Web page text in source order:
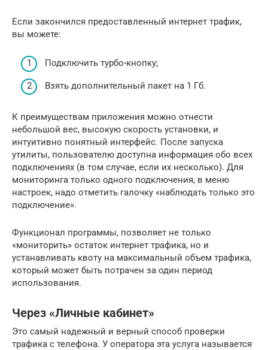
Если закончился предоставленный интернет трафик,
вы можете:
Подключить турбо-кнопку;
Взять дополнительный пакет на 1 Гб.
К преимуществам приложения можно отнести
небольшой вес, высокую скорость установки, и
интуитивно понятный интерфейс. После запуска
утилиты, пользователю доступна информация обо всех
подключениях (в том случае, если их несколько). Для
мониторинга только одного подключения, в меню
настроек, надо отметить галочку «наблюдать только это
подключение».
Функционал программы, позволяет не только
«мониторить» остаток интернет трафика, но и
устанавливать квоту на максимальный объем трафика,
который может быть потрачен за один период
использования.
Через «Личные кабинет»
Это самый надежный и верный способ проверки
трафика с телефона. У оператора эта услуга называется